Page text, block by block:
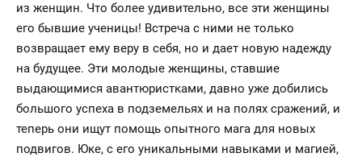
из женщин. Что более удивительно, все эти женщины
его бывшие ученицы! Встреча с ними не только
возвращает ему веру в себя, но и дает новую надежду
на будущее. Эти молодые женщины, ставшие
выдающимися авантюристками, давно уже добились
большого успеха в подземельях и на полях сражений, и
теперь они ищут помощь опытного мага для новых
подвигов. Юке, с его уникальными навыками и магией,